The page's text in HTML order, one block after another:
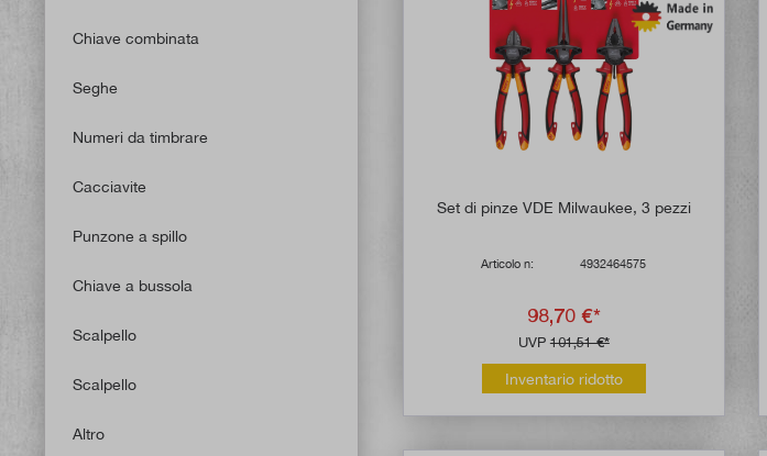
Chiave combinata
Seghe
Numeri da timbrare
Cacciavite
Punzone a spillo
Chiave a bussola
Scalpello
Scalpello
Altro
Set di pinze VDE Milwaukee, 3 pezzi
Articolo n: 4932464575
98,70 €*
UVP101,51 €*
Inventario ridotto